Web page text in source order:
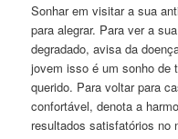
Sonhar em visitara sua
para alegrar. Para vera
degradado, avisa da
jovem isso é um sonho de
querido. Para voltar para
confortável, denotaa
resultados satisfatórios no